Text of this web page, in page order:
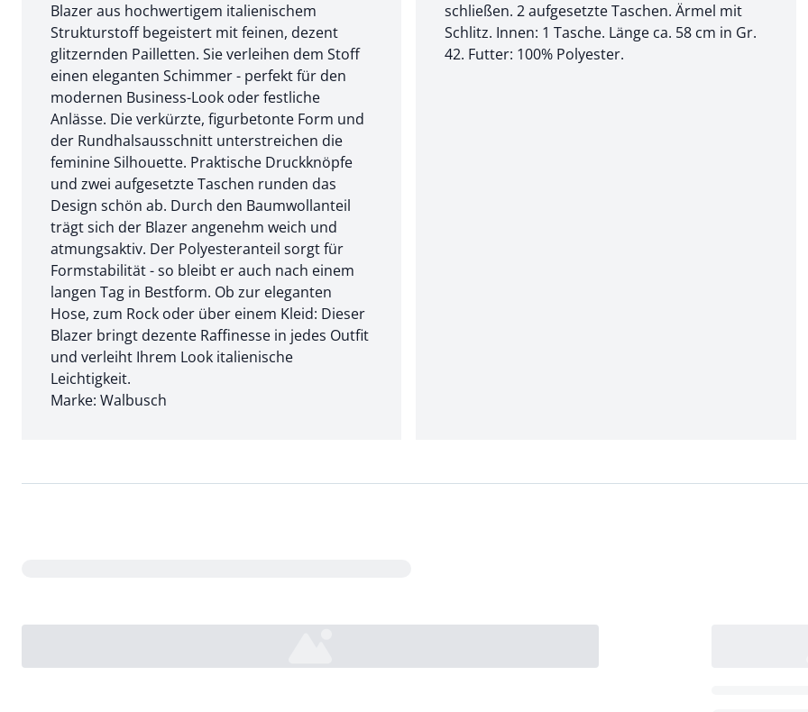
Blazer aus hochwertigem italienischem
Strukturstoff begeistert mit feinen, dezent
glitzernden Pailletten. Sie verleihen dem Stoff
einen eleganten Schimmer - perfekt für den
modernen Business-Look oder festliche
Anlässe. Die verkürzte, figurbetonte Form und
der Rundhalsausschnitt unterstreichen die
feminine Silhouette. Praktische Druckknöpfe
und zwei aufgesetzte Taschen runden das
Design schön ab. Durch den Baumwollanteil
trägt sich der Blazer angenehm weich und
atmungsaktiv. Der Polyesteranteil sorgt für
Formstabilität - so bleibt er auch nach einem
langen Tag in Bestform. Ob zur eleganten
Hose, zum Rock oder über einem Kleid: Dieser
Blazer bringt dezente Raffinesse in jedes Outfit
und verleiht Ihrem Look italienische
Leichtigkeit.
Marke: Walbusch
schließen. 2 aufgesetzte Taschen. Ärmel mit
Schlitz. Innen: 1 Tasche. Länge ca. 58 cm in Gr.
42. Futter: 100% Polyester.